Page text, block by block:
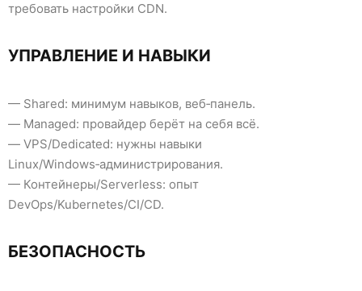
требовать настройки CDN.
УПРАВЛЕНИЕ И НАВЫКИ
— Shared: минимум навыков, веб‑панель.
— Managed: провайдер берёт на себя всё.
— VPS/Dedicated: нужны навыки
Linux/Windows‑администрирования.
— Контейнеры/Serverless: опыт
DevOps/Kubernetes/CI/CD.
БЕЗОПАСНОСТЬ